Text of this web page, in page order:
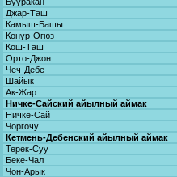
Джар-Таш
Камыш-Башы
Конур-Огюз
Кош-Таш
Орто-Джон
Чеч-Дебе
Шайык
Ак-Жар
Ничке-Сайский айылный аймак
Ничке-Сай
Чоргочу
Кетмень-Дебенский айылный аймак
Терек-Суу
Беке-Чал
Чон-Арык